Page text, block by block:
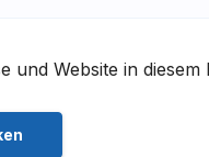
und Website in